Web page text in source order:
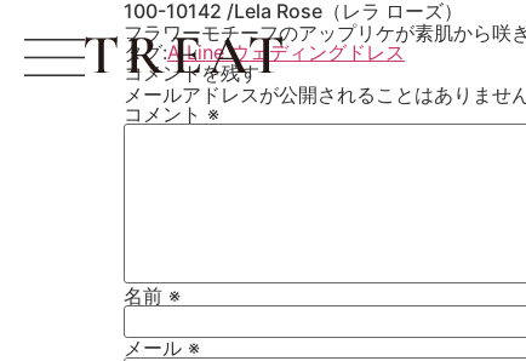
100-10142 /Lela Rose（レラ ローズ）
フラワーモチーフのアップリケが素肌から咲
タグ:A Line ウェディングドレス
コメントを残す
メールアドレスが公開されることはありません
コメント ※
名前 ※
メール ※